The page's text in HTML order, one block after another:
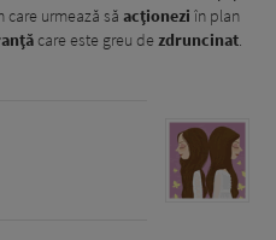
care urmează să acționezi în plan
care este greu de zdruncinat.